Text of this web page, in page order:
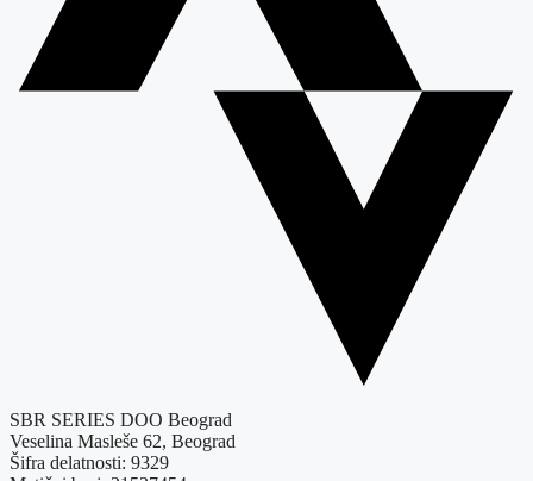
SBR SERIES DOO Beograd
Veselina Masleše 62, Beograd
Šifra delatnosti: 9329